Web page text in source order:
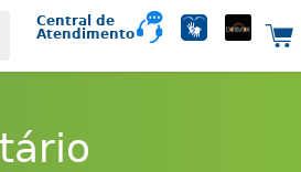
Central de
Atendimento